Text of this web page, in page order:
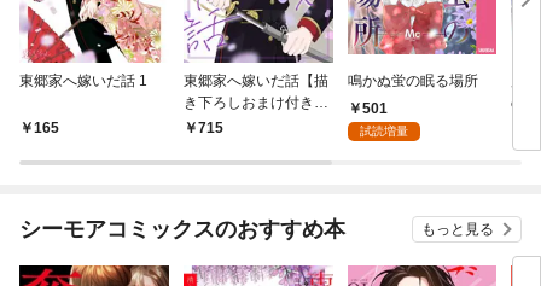
東郷家へ嫁いだ話 1
165
東郷家へ嫁いだ話【描
き下ろしおまけ付き特
装版】 1
715
鳴かぬ蛍の眠る場所
501
試読増量
の
シーモアコミックスのおすすめ本 もっと見る